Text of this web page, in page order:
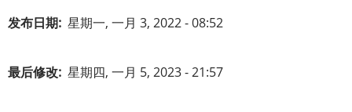
发布日期 星期一, 一月 3, 2022 - 08:52
最后修改 星期四, 一月 5, 2023 - 21:57